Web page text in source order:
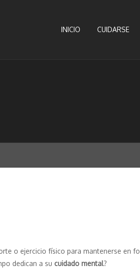
INICIO CUIDARSE
o ejercicio físico para mantenerse en
dedican a su cuidado mental?